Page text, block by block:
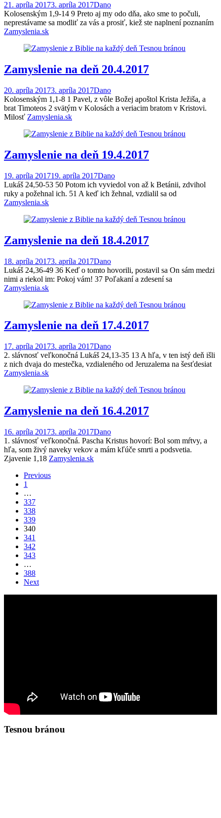
21. apríla 20173. apríla 2017Dano
Kolosenským 1,9-14 9 Preto aj my odo dňa, ako sme to počuli,
neprestávame sa modliť za vás a prosiť, kiež ste naplnení poznaním
Zamyslenia.sk
Zamyslenie na deň 20.4.2017
20. apríla 20173. apríla 2017Dano
Kolosenským 1,1-8 1 Pavel, z vôle Božej apoštol Krista Ježiša, a
brat Timoteos 2 svätým v Kolosách a veriacim bratom v Kristovi.
Milosť Zamyslenia.sk
Zamyslenie na deň 19.4.2017
19. apríla 201719. apríla 2017Dano
Lukáš 24,50-53 50 Potom ich vyviedol von až k Betánii, zdvihol
ruky a požehnal ich. 51 A keď ich žehnal, vzdialil sa od
Zamyslenia.sk
Zamyslenie na deň 18.4.2017
18. apríla 20173. apríla 2017Dano
Lukáš 24,36-49 36 Keď o tomto hovorili, postavil sa On sám medzi
nimi a riekol im: Pokoj vám! 37 Poľakaní a zdesení sa
Zamyslenia.sk
Zamyslenie na deň 17.4.2017
17. apríla 20173. apríla 2017Dano
2. slávnosť veľkonočná Lukáš 24,13-35 13 A hľa, v ten istý deň išli
z nich dvaja do mestečka, vzdialeného od Jeruzalema na šesťdesiat
Zamyslenia.sk
Zamyslenie na deň 16.4.2017
16. apríla 20173. apríla 2017Dano
1. slávnosť veľkonočná. Pascha Kristus hovorí: Bol som mŕtvy, a
hľa, som živý naveky vekov a mám kľúče smrti a podsvetia.
Zjavenie 1,18 Zamyslenia.sk
Posts
navigation
Previous
1
…
337
338
339
340
341
342
343
…
388
Next
Tesnou bránou